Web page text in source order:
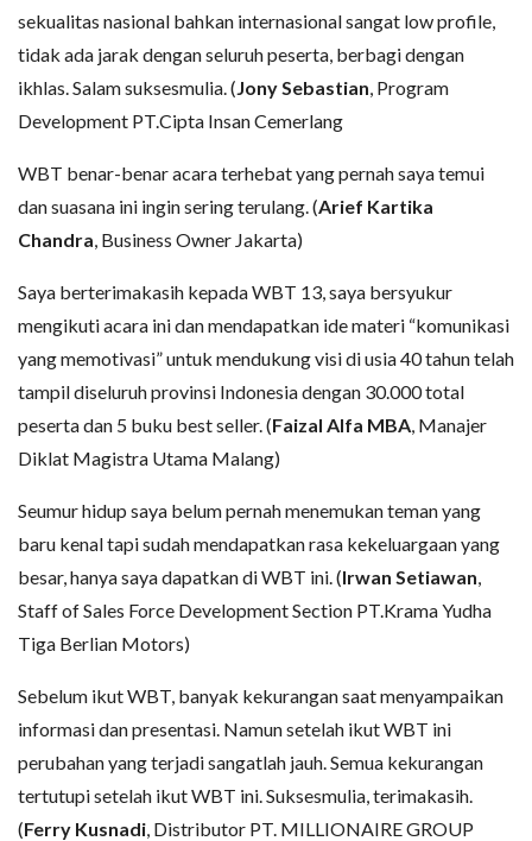
sekualitas nasional bahkan internasional sangat low profile,
tidak ada jarak dengan seluruh peserta, berbagi dengan
ikhlas. Salam suksesmulia. (Jony Sebastian, Program
Development PT.Cipta Insan Cemerlang
WBT benar-benar acara terhebat yang pernah saya temui
dan suasana ini ingin sering terulang. (Arief Kartika
Chandra, Business Owner Jakarta)
Saya berterimakasih kepada WBT 13, saya bersyukur
mengikuti acara ini dan mendapatkan ide materi “komunikasi
yang memotivasi” untuk mendukung visi di usia 40 tahun telah
tampil diseluruh provinsi Indonesia dengan 30.000 total
peserta dan 5 buku best seller. (Faizal Alfa MBA, Manajer
Diklat Magistra Utama Malang)
Seumur hidup saya belum pernah menemukan teman yang
baru kenal tapi sudah mendapatkan rasa kekeluargaan yang
besar, hanya saya dapatkan di WBT ini. (Irwan Setiawan,
Staff of Sales Force Development Section PT.Krama Yudha
Tiga Berlian Motors)
Sebelum ikut WBT, banyak kekurangan saat menyampaikan
informasi dan presentasi. Namun setelah ikut WBT ini
perubahan yang terjadi sangatlah jauh. Semua kekurangan
tertutupi setelah ikut WBT ini. Suksesmulia, terimakasih.
(Ferry Kusnadi, Distributor PT. MILLIONAIRE GROUP